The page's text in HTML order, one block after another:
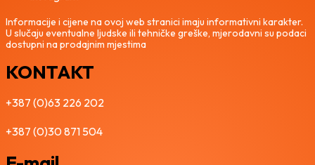
Informacije i cijene na ovoj web stranici imaju informativni karakter.
U slučaju eventualne ljudske ili tehničke greške, mjerodavni su podaci
dostupni na prodajnim mjestima
KONTAKT
+387 (0)63 226 202
+387 (0)30 871 504